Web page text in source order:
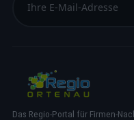
Das Regio-Portal für Firmen-